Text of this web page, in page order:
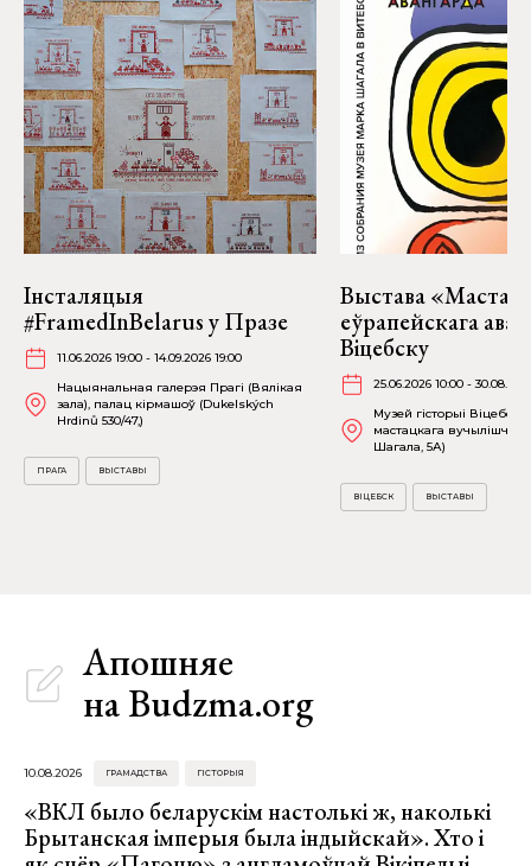
Інсталяцыя
#FramedInBelarus у Празе
11.06.2026 19:00 - 14.09.2026 19:00
Нацыянальная галерэя Прагі (Вялікая
зала), палац кірмашоў (Dukelských
Hrdinů 530/47,)
ПРАГА ВЫСТАВЫ
Выстава «Мастакі
еўрапейскага
Віцебску
25.06.2026 10:00 -
Музей гісторыі
мастацкага вучылішча
Шагала, 5А)
ВІЦЕБСК ВЫСТАВЫ
Апошняе
на Budzma.org
10.08.2026 ГРАМАДСТВА ГІСТОРЫЯ
«ВКЛ было беларускім настолькі ж, наколькі
Брытанская імперыя была індыйскай». Хто і